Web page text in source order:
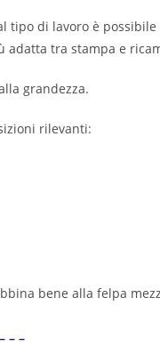
tipo di lavoro è possibile
adatta tra stampa e
grandezza.
rilevanti:
bene alla felpa
– –